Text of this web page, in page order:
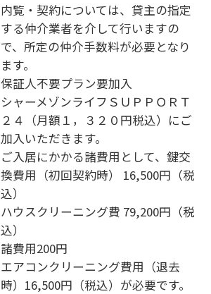
内覧・契約については、貸主の指定
する仲介業者を介して行いますの
で、所定の仲介手数料が必要となり
ます。
保証人不要プラン要加入
シャーメゾンライフＳＵＰＰＯＲＴ
２４（月額１，３２０円税込）にご
加入いただきます。
ご入居にかかる諸費用として、鍵交
換費用（初回契約時） 16,500円（税
込）
ハウスクリーニング費 79,200円（税
込）
諸費用200円
エアコンクリーニング費用（退去
時）16,500円（税込）が必要です。